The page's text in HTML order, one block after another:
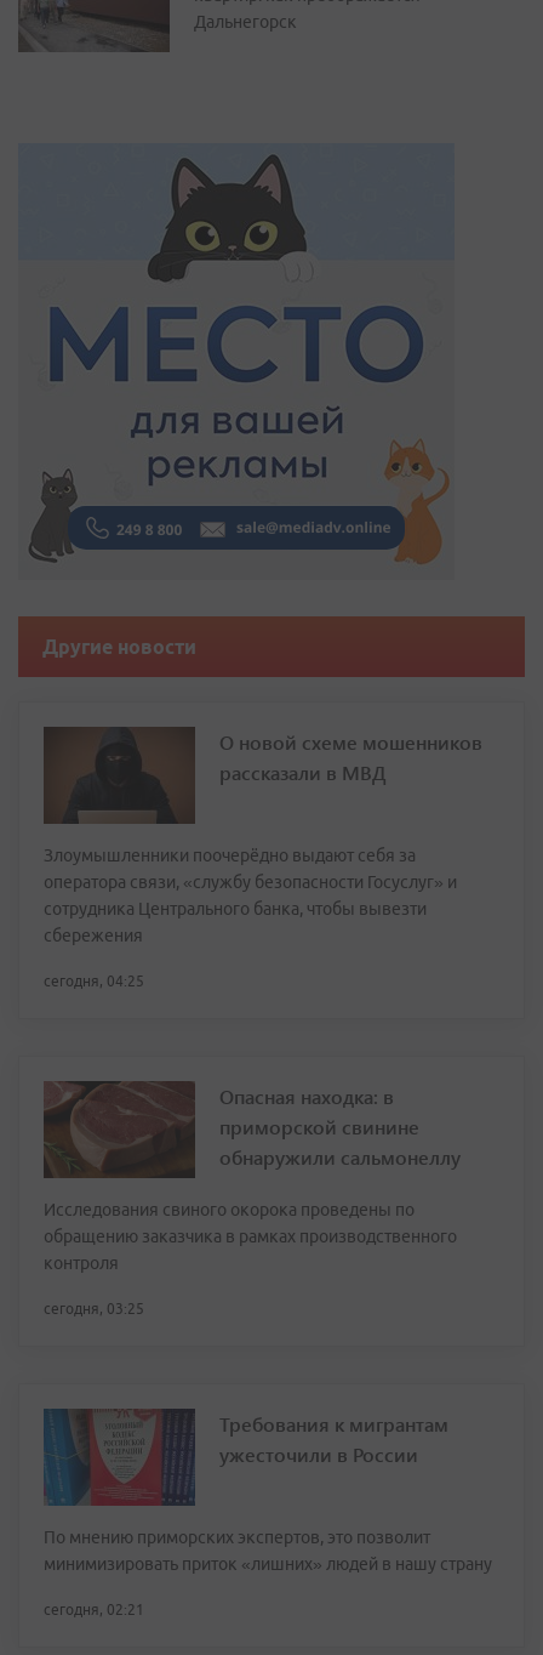
Дальнегорск
Другие новости
О новой схеме мошенников
рассказали в МВД
Злоумышленники поочерёдно выдают себя за
оператора связи, «службу безопасности Госуслуг» и
сотрудника Центрального банка, чтобы вывезти
сбережения
сегодня, 04:25
Опасная находка: в
приморской свинине
обнаружили сальмонеллу
Исследования свиного окорока проведены по
обращению заказчика в рамках производственного
контроля
сегодня, 03:25
Требования к мигрантам
ужесточили в России
По мнению приморских экспертов, это позволит
минимизировать приток «лишних» людей в нашу страну
сегодня, 02:21